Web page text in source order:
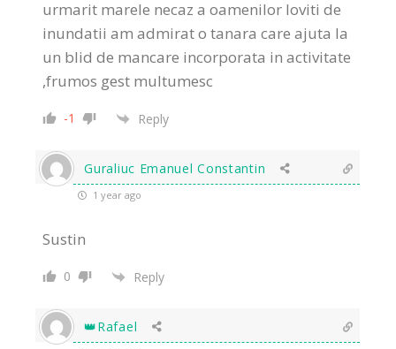
urmarit marele necaz a oamenilor loviti de
inundatii am admirat o tanara care ajuta la
un blid de mancare incorporata in activitate
,frumos gest multumesc
-1 Reply
Guraliuc Emanuel Constantin
1 year ago
Sustin
0 Reply
👑Rafael